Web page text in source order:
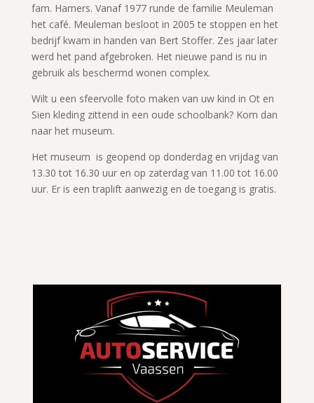
fam. Hamers. Vanaf 1977 runde de familie Meuleman
het café. Meuleman besloot in 2005 te stoppen en het
bedrijf kwam in handen van Bert Stoffer. Zes jaar later
werd het pand afgebroken. Het nieuwe pand is nu in
gebruik als beschermd wonen complex.
Wilt u een sfeervolle foto maken van uw kind in Ot en
Sien kleding zittend in een oude schoolbank? Kom dan
naar het museum.
Het museum is geopend op donderdag en vrijdag van
13.30 tot 16.30 uur en op zaterdag van 11.00 tot 16.00
uur. Er is een traplift aanwezig en de toegang is gratis.